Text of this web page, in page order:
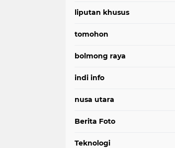
liputan khusus
tomohon
bolmong raya
indi info
nusa utara
Berita Foto
Teknologi